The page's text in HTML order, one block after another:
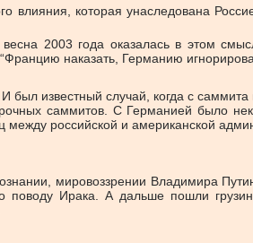
влияния, которая унаследована
2003 года оказалась в этом
наказать, Германию
известный случай, когда с
саммитов. С Германией было
российской и американской
мировоззрении Владимира
Ирака. А дальше пошли